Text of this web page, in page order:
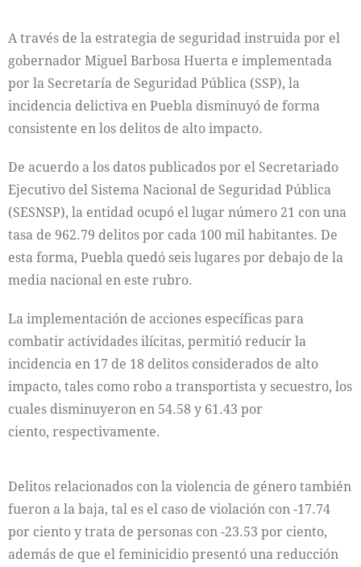
A través de la estrategia de seguridad instruida por el
gobernador Miguel Barbosa Huerta e implementada
por la Secretaría de Seguridad Pública (SSP), la
incidencia delictiva en Puebla disminuyó de forma
consistente en los delitos de alto impacto.
De acuerdo a los datos publicados por el Secretariado
Ejecutivo del Sistema Nacional de Seguridad Pública
(SESNSP), la entidad ocupó el lugar número 21 con una
tasa de 962.79 delitos por cada 100 mil habitantes. De
esta forma, Puebla quedó seis lugares por debajo de la
media nacional en este rubro.
La implementación de acciones específicas para
combatir actividades ilícitas, permitió reducir la
incidencia en 17 de 18 delitos considerados de alto
impacto, tales como robo a transportista y secuestro, los
cuales disminuyeron en 54.58 y 61.43 por
ciento, respectivamente.
Delitos relacionados con la violencia de género también
fueron a la baja, tal es el caso de violación con -17.74
por ciento y trata de personas con -23.53 por ciento,
además de que el feminicidio presentó una reducción